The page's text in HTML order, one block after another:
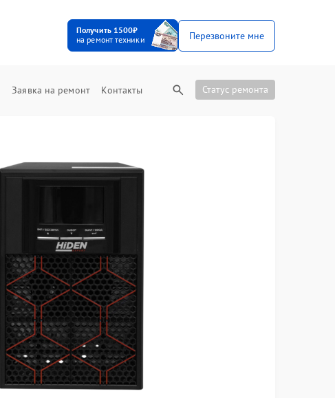
Получить 1500₽
на ремонт техники
Перезвоните мне
Заявка на ремонт Контакты Статус ремонта